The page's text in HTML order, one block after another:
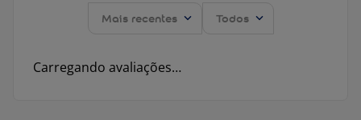
Mais recentes Todos
Carregando avaliações…